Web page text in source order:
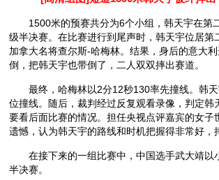
1500米的预赛共分为6个小组，韩天宇在第
级半决赛。在比赛进行到尾声时，韩天宇位居第
加拿大名将查尔斯-哈梅林。结果，身后的意大
倒，把韩天宇也带倒了，二人双双摔出赛道。
最终，哈梅林以2分12秒130率先撞线。韩天
位撞线。随后，裁判经过反复观看录像，判定韩
要看后面比赛的情况。担任央视点评嘉宾的女子
遗憾，认为韩天宇的路线和时机把握得非常好，
在接下来的一组比赛中，中国选手武大靖以
半决赛。